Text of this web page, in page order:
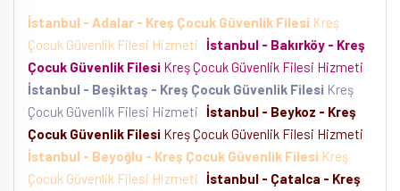
İstanbul - Adalar - Kreş Çocuk Güvenlik Filesi Kreş
Çocuk Güvenlik Filesi Hizmeti İstanbul - Bakırköy - Kreş
Çocuk Güvenlik Filesi Kreş Çocuk Güvenlik Filesi Hizmeti
İstanbul - Beşiktaş - Kreş Çocuk Güvenlik Filesi Kreş
Çocuk Güvenlik Filesi Hizmeti İstanbul - Beykoz - Kreş
Çocuk Güvenlik Filesi Kreş Çocuk Güvenlik Filesi Hizmeti
İstanbul - Beyoğlu - Kreş Çocuk Güvenlik Filesi Kreş
Çocuk Güvenlik Filesi Hizmeti İstanbul - Çatalca - Kreş